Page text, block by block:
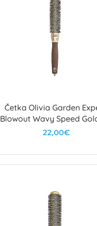
Četka Olivia Garden
Blowout Wavy Speed
22,00€